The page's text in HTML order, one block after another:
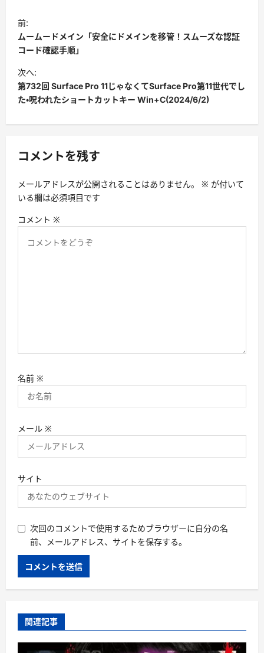
投
稿
ナ
ビ
ゲ
ー
シ
ン
前:
ムームードメイン「安全にドメインを移管！スムーズな認証
コード確認手順」
次へ:
第732回 Surface Pro 11じゃなくてSurface Pro第11世代でし
た・呪われたショートカットキー Win+C(2024/6/2)
コメントを残す
メールアドレスが公開されることはありません。 ※ が付いて
いる欄は必須項目です
コメント ※
名前 ※
メール ※
サイト
次回のコメントで使用するためブラウザーに自分の名
前、メールアドレス、サイトを保存する。
関連記事